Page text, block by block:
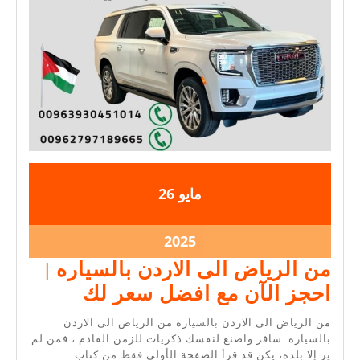
مايو 2025-
26
26
2025-
2025
2025-
05-
26
من الرياض الى الاردن بالسياره |
احجز الآن مع افضل سعر لك
الرياض
الى
من الرياض الى الاردن بالسياره من الرياض الى الاردن
بالسياره سافر واصنع لنفسك ذكريات للزمن القادم ، فمن لم
ير إلا بلده، يكن قد قرأ الصفحة الأولى فقط من كتاب